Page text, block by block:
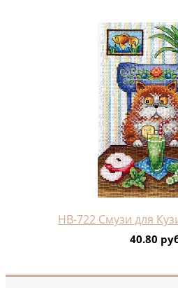
НВ-722 Смузи для
40.80